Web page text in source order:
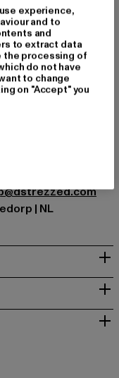
Vapaa-aika
| NL
experience,
and to
and
to extract data
the processing of
do not have
to change
on "Accept" you